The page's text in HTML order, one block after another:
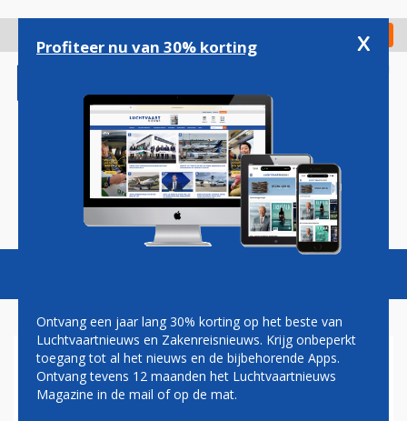
gaan
Check in
Magazine Podcasts Vacatures
PAUL GROVE: IS DE VASTE
BOCHTSTRAAL GEVAARLIJK?
Profiteer nu van 30% korting x
Ontvang een jaar lang 30% korting op het beste van
Luchtvaartnieuws en Zakenreisnieuws. Krijg onbeperkt
toegang tot al het nieuws en de bijbehorende Apps.
Ontvang tevens 12 maanden het Luchtvaartnieuws
Magazine in de mail of op de mat.